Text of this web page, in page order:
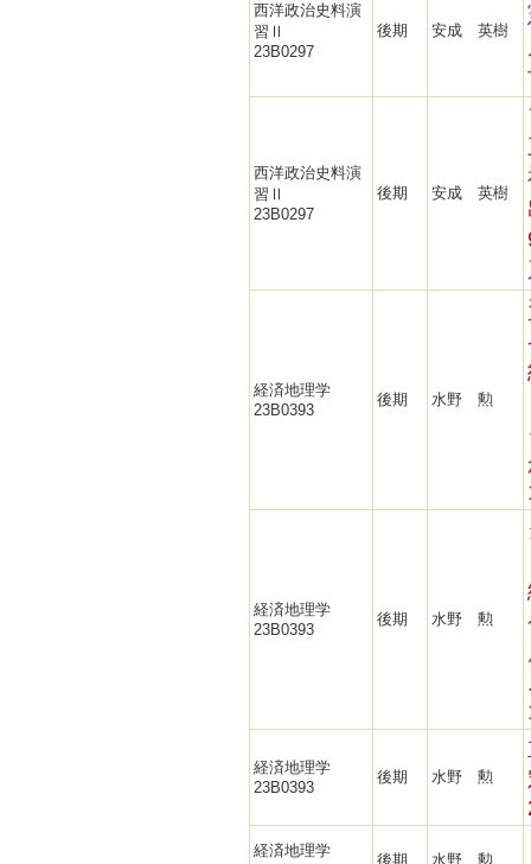
西洋政治史料演
習Ⅱ
23B0297
後期 安成 英樹
西洋政治史料演
習Ⅱ
23B0297
後期 安成 英樹
経済地理学
23B0393
後期 水野 勲
経済地理学
23B0393
後期 水野 勲
経済地理学
23B0393
後期 水野 勲
経済地理学
後期 水野 勲